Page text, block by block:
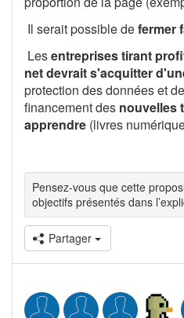
Il serait possible defermer
Lesentreprises tirant
net devrait s'acquitter
protection des données et
financement des nouvelles
apprendre (livres
Pensez-vous que cette
objectifs présentés dans
Partager